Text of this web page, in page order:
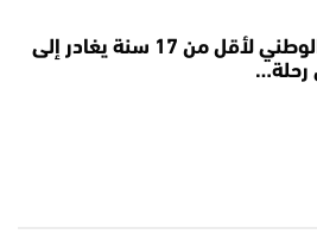
المنتخب الوطني لأقل من 17 سنة يغادر إلى
رحلة…